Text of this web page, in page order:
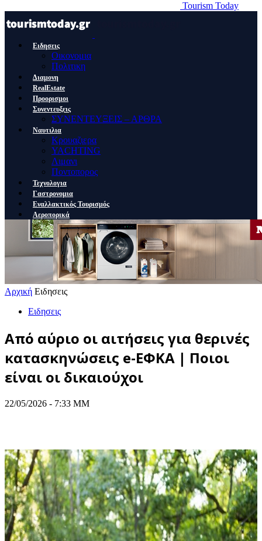
Tourism Today
Ειδησεις
Οικονομια
Πολιτικη
Διαμονη
RealEstate
Προορισμοι
Συνεντευξεις
ΣΥΝΕΝΤΕΥΞΕΙΣ – ΑΡΘΡΑ
Ναυτιλια
Κρουαζιερα
YACHTING
Λιμανι
Ποντοπορος
Τεχνολογια
Γαστρονομια
Εναλλακτικός Τουρισμός
Αεροπορικά
Αρχική Ειδησεις
Ειδησεις
Από αύριο οι αιτήσεις για θερινές
κατασκηνώσεις e-ΕΦΚΑ | Ποιοι
είναι οι δικαιούχοι
22/05/2026 - 7:33 ΜΜ